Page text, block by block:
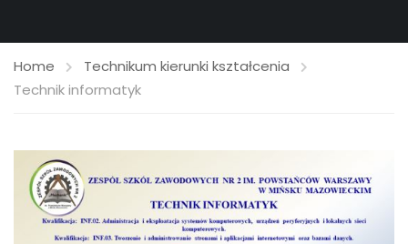
Home
Technikum kierunki kształcenia
Technik informatyk